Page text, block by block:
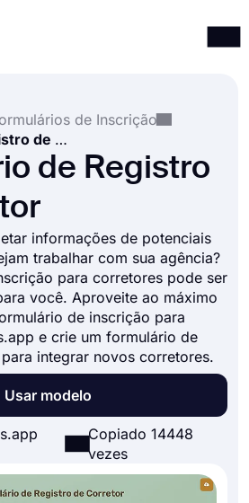
de Inscrição
Formulário de Registro de Corretor
de Registro
informações de potenciais
trabalhar com sua agência?
para corretores pode ser
você. Aproveite ao máximo
de inscrição para
e crie um formulário de
integrar novos corretores.
Usar modelo
Copiado 14448
vezes